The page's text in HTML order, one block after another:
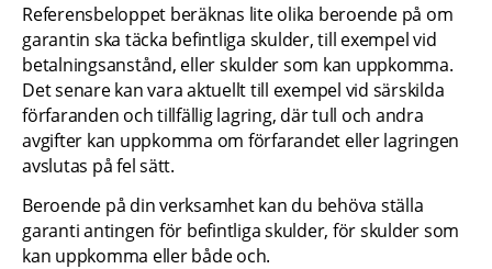
Referensbeloppet beräknas lite olika beroende på om
garantin ska täcka befintliga skulder, till exempel vid
betalningsanstånd, eller skulder som kan uppkomma.
Det senare kan vara aktuellt till exempel vid särskilda
förfaranden och tillfällig lagring, där tull och andra
avgifter kan uppkomma om förfarandet eller lagringen
avslutas på fel sätt.
Beroende på din verksamhet kan du behöva ställa
garanti antingen för befintliga skulder, för skulder som
kan uppkomma eller både och.